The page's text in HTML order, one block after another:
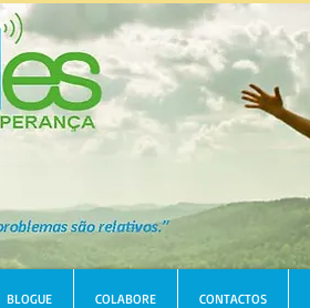
BLOGUE COLABORE CONTACTOS